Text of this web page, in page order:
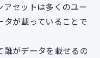
セットは多くのユー
が載っていることで
誰がデータを載せるの